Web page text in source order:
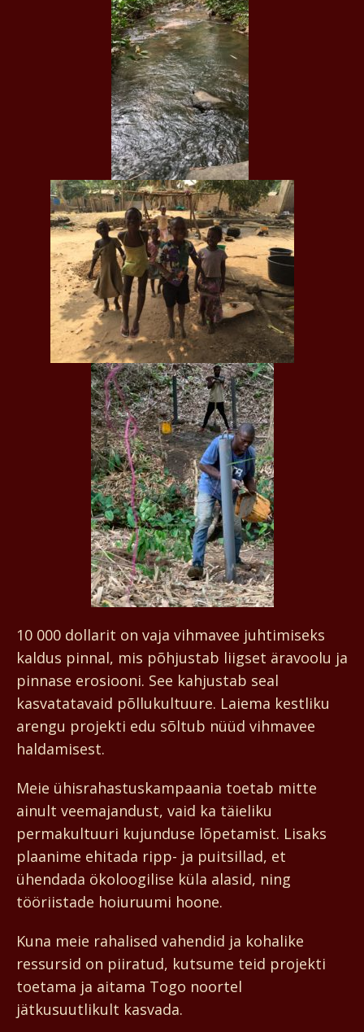
10 000 dollarit on vaja vihmavee juhtimiseks
kaldus pinnal, mis põhjustab liigset äravoolu ja
pinnase erosiooni. See kahjustab seal
kasvatatavaid põllukultuure. Laiema kestliku
arengu projekti edu sõltub nüüd vihmavee
haldamisest.
Meie ühisrahastus­kampaania toetab mitte
ainult veemajandust, vaid ka täieliku
permakultuuri kujunduse lõpetamist. Lisaks
plaanime ehitada ripp- ja puitsillad, et
ühendada ökoloogilise küla alasid, ning
tööriistade hoiuruumi hoone.
Kuna meie rahalised vahendid ja kohalike
ressursid on piiratud, kutsume teid projekti
toetama ja aitama Togo noortel
jätkusuutlikult kasvada.